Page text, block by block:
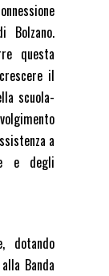
Bolzano.
questa
il
scuola-
a
e degli
dotando
Banda